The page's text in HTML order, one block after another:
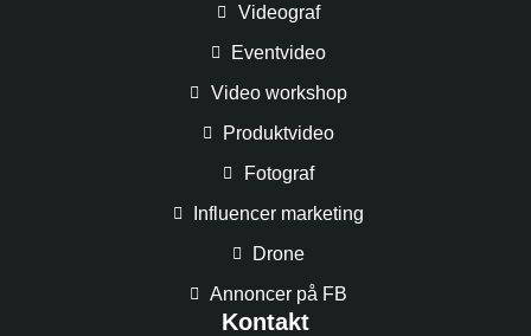
Videograf
Eventvideo
Video workshop
Produktvideo
Fotograf
Influencer marketing
Drone
Annoncer på FB
Kontakt